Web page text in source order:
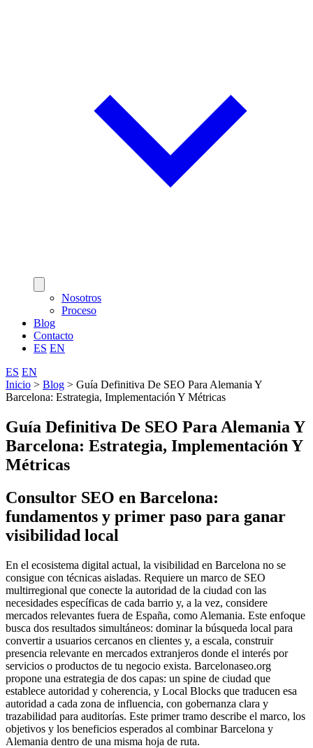
Nosotros
Proceso
Blog
Contacto
ES EN
ES EN
Inicio > Blog > Guía Definitiva De SEO Para Alemania Y
Barcelona: Estrategia, Implementación Y Métricas
Guía Definitiva De SEO Para Alemania Y
Barcelona: Estrategia, Implementación Y
Métricas
Consultor SEO en Barcelona:
fundamentos y primer paso para ganar
visibilidad local
En el ecosistema digital actual, la visibilidad en Barcelona no se
consigue con técnicas aisladas. Requiere un marco de SEO
multirregional que conecte la autoridad de la ciudad con las
necesidades específicas de cada barrio y, a la vez, considere
mercados relevantes fuera de España, como Alemania. Este enfoque
busca dos resultados simultáneos: dominar la búsqueda local para
convertir a usuarios cercanos en clientes y, a escala, construir
presencia relevante en mercados extranjeros donde el interés por
servicios o productos de tu negocio exista. Barcelonaseo.org
propone una estrategia de dos capas: un spine de ciudad que
establece autoridad y coherencia, y Local Blocks que traducen esa
autoridad a cada zona de influencia, con gobernanza clara y
trazabilidad para auditorías. Este primer tramo describe el marco, los
objetivos y los beneficios esperados al combinar Barcelona y
Alemania dentro de una misma hoja de ruta.